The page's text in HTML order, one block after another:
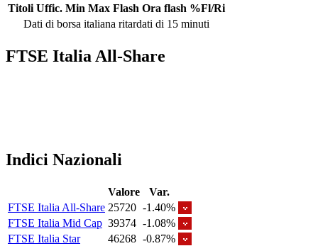
Titoli Uffic. Min Max Flash Ora flash %Fl/Ri
Dati di borsa italiana ritardati di 15 minuti
FTSE Italia All-Share
Indici Nazionali
Valore
Var.
FTSE Italia All-Share 25720 -1.40%
FTSE Italia Mid Cap 39374 -1.08%
FTSE Italia Star
46268 -0.87%